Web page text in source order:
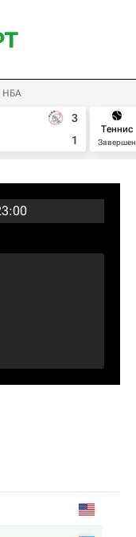
НБА
3
1
Теннис
Завершен